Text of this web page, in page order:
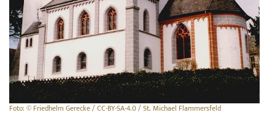
Foto: © Friedhelm Gerecke / CC-BY-SA-4.0 / St. Michael Flammersfeld